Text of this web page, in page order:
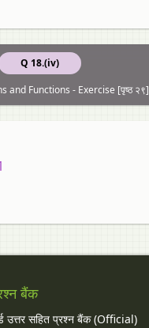
Q 18.(iv)
and Functions - Exercise [पृष्ठ २९]
बैंक
उत्तर सहित प्रश्न बैंक (Official)